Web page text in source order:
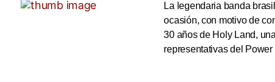
La legendaria banda
ocasión, con motivo de
30 años de Holy Land,
representativas del